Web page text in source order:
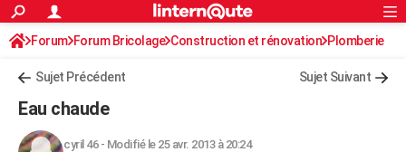
ACTUALITÉS
Politique
Société
Faits Divers
Education
Monde
Villes
+
FINANCE
Rechercher
S'inscrire
Connexion
Forum Forum Bricolage Construction et rénovation Plomberie
Sujet Précédent Sujet Suivant
Eau chaude
cyril 46- Modifié le 25 avr. 2013 à 20:24